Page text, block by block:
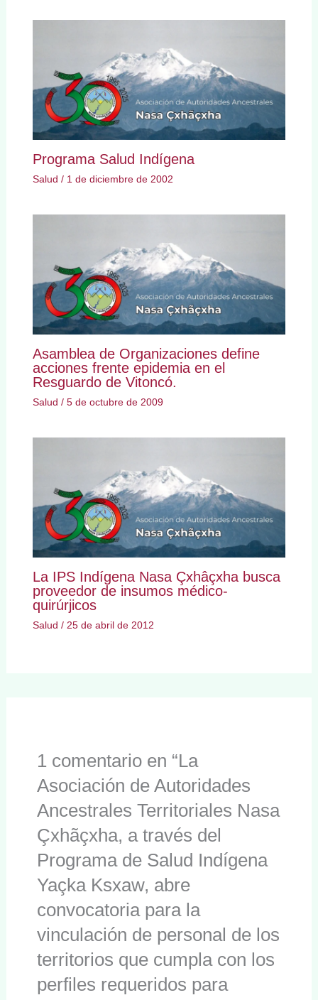
Programa Salud Indígena
Salud / 1 de diciembre de 2002
Asamblea de Organizaciones define
acciones frente epidemia en el
Resguardo de Vitoncó.
Salud / 5 de octubre de 2009
La IPS Indígena Nasa Çxhâçxha busca
proveedor de insumos médico-
quirúrjicos
Salud / 25 de abril de 2012
1 comentario en “La
Asociación de Autoridades
Ancestrales Territoriales Nasa
Çxhãçxha, a través del
Programa de Salud Indígena
Yaçka Ksxaw, abre
convocatoria para la
vinculación de personal de los
territorios que cumpla con los
perfiles requeridos para